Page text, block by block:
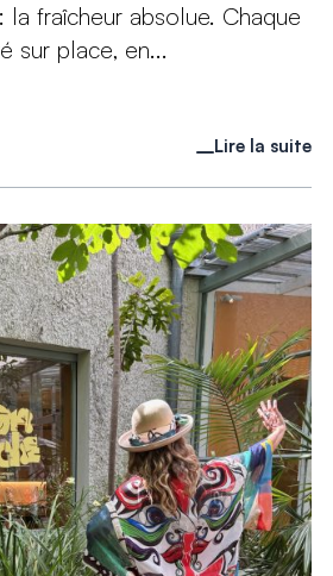
la fraîcheur absolue. Chaque
sur place, en...
Lire la suite